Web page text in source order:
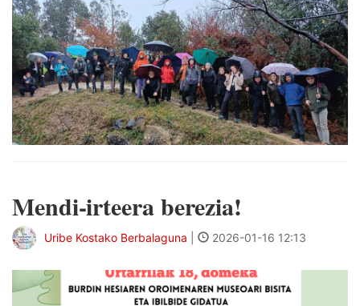
Mendi-irteera berezia!
Uribe Kostako Berbalaguna 2026-01-16 12:13